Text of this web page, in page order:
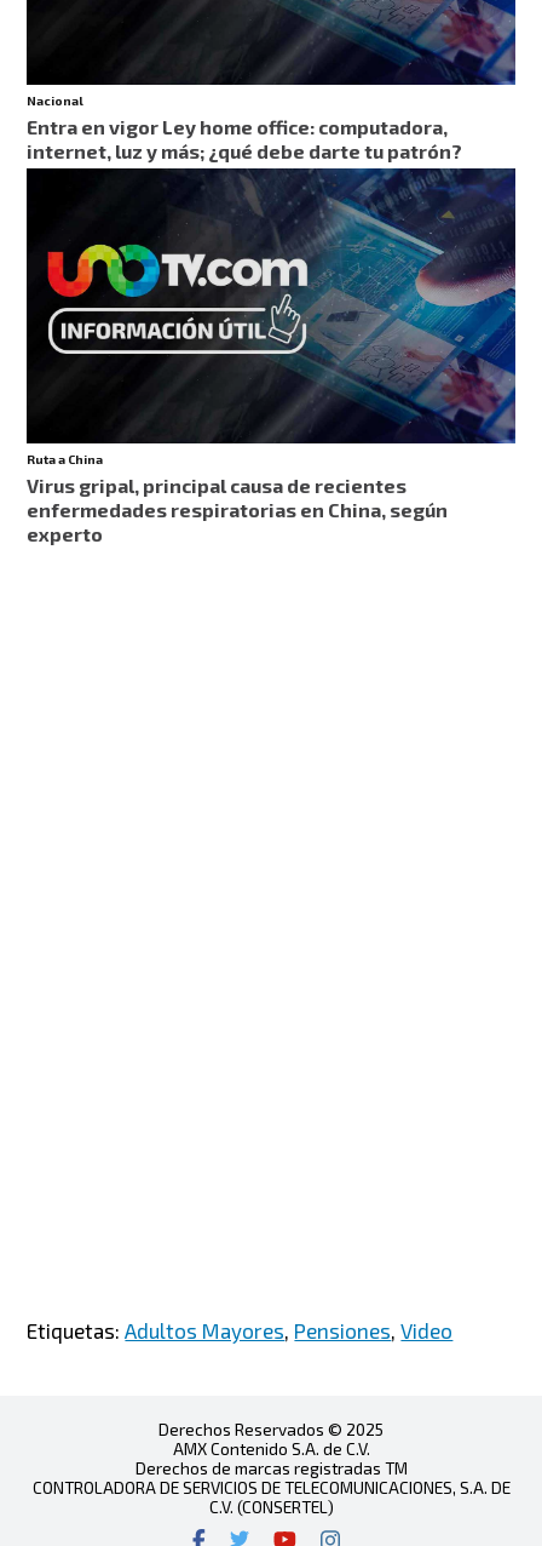
Nacional
Entra en vigor Ley home office: computadora,
internet, luz y más; ¿qué debe darte tu patrón?
Ruta a China
Virus gripal, principal causa de recientes
enfermedades respiratorias en China, según
experto
Etiquetas:Adultos Mayores, Pensiones,Video
Derechos Reservados © 2025
AMX Contenido S.A. de C.V.
Derechos de marcas registradas TM
CONTROLADORA DE SERVICIOS DE TELECOMUNICACIONES, S.A. DE
C.V. (CONSERTEL)